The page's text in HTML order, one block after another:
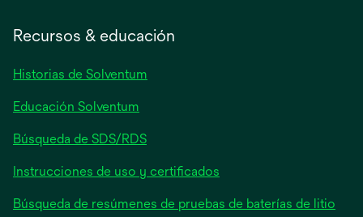
pestaña
Recursos & educación
Historias de Solventum
Educación Solventum
Búsqueda de SDS/RDS
Instrucciones de uso y certificados
Búsqueda de resúmenes de pruebas de baterías de litio